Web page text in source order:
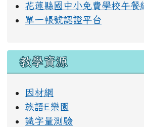
花蓮縣國中小免費學校午餐
單一帳號認證平台
教學資源
因材網
族語E樂園
識字量測驗